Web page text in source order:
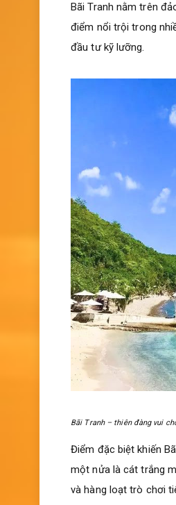
Bãi Tranh nằm trên
điểm nổi trội trong
đầu tư kỹ lưỡng.
Bãi Tranh – thiên đàng vui
Điểm đặc biệt khiến
một nửa là cát trắng
và hàng loạt trò chơi